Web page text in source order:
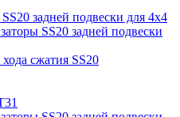
задней подвески для 4х4
SS20 задней подвески
сжатия SS20